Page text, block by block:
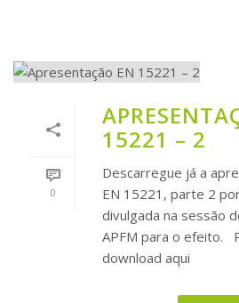
0
15221 – 2
Descarregue já a
EN 15221, parte 2
divulgada na sessão
APFM para o efeito.
download aqui